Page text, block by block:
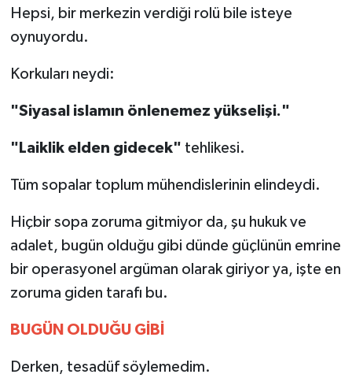
Hepsi, bir merkezin verdiği rolü bile isteye
oynuyordu.
Korkuları neydi:
"Siyasal islamın önlenemez yükselişi."
"Laiklik elden gidecek" tehlikesi.
Tüm sopalar toplum mühendislerinin elindeydi.
Hiçbir sopa zoruma gitmiyor da, şu hukuk ve
adalet, bugün olduğu gibi dünde güçlünün emrine
bir operasyonel argüman olarak giriyor ya, işte en
zoruma giden tarafı bu.
BUGÜN OLDUĞU GİBİ
Derken, tesadüf söylemedim.